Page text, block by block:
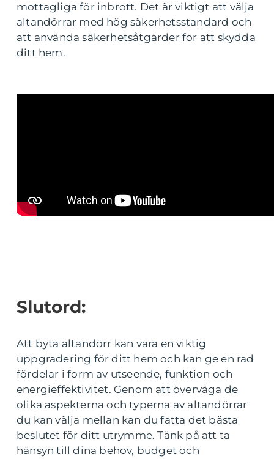
mottagliga för inbrott. Det är viktigt att välja
altandörrar med hög säkerhetsstandard och
att använda säkerhetsåtgärder för att skydda
ditt hem.
Slutord:
Att byta altandörr kan vara en viktig
uppgradering för ditt hem och kan ge en rad
fördelar i form av utseende, funktion och
energieffektivitet. Genom att överväga de
olika aspekterna och typerna av altandörrar
du kan välja mellan kan du fatta det bästa
beslutet för ditt utrymme. Tänk på att ta
hänsyn till dina behov, budget och